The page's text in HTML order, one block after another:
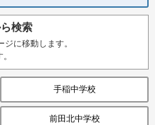
検索
に移動します。
手稲中学校
前田北中学校